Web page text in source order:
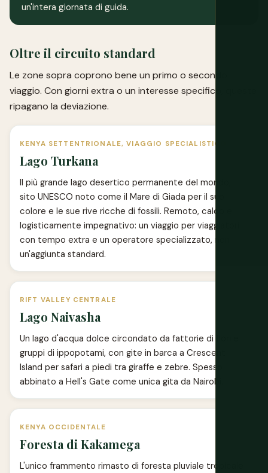
un'intera giornata di guida.
Oltre il circuito standard
Le zone sopra coprono bene un primo o secondo
viaggio. Con giorni extra o un interesse specifico, queste
ripagano la deviazione.
KENYA SETTENTRIONALE, VIAGGIO SPECIALISTICO
Lago Turkana
Il più grande lago desertico permanente del mondo,
sito UNESCO noto come il Mare di Giada per il suo
colore e le sue rive ricche di fossili. Remoto, caldo e
logisticamente impegnativo: un viaggio per viaggiatori
con tempo extra e un operatore specializzato, non
un'aggiunta standard.
RIFT VALLEY CENTRALE
Lago Naivasha
Un lago d'acqua dolce circondato da fattorie di fiori e
gruppi di ippopotami, con gite in barca a Crescent
Island per safari a piedi tra giraffe e zebre. Spesso
abbinato a Hell's Gate come unica gita da Nairobi.
KENYA OCCIDENTALE
Foresta di Kakamega
L'unico frammento rimasto di foresta pluviale tropicale